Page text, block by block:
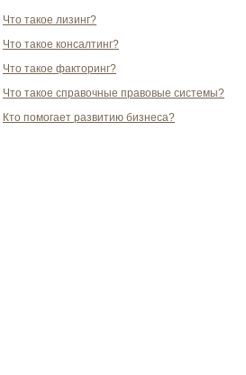
Что такое лизинг?
Что такое консалтинг?
Что такое факторинг?
Что такое справочные правовые системы?
Кто помогает развитию бизнеса?